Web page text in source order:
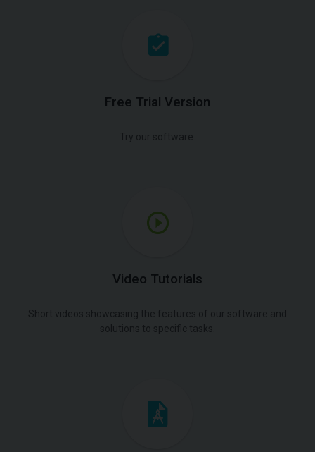
Free Trial Version
Try our software.
Video Tutorials
Short videos showcasing the features of our software and
solutions to specific tasks.